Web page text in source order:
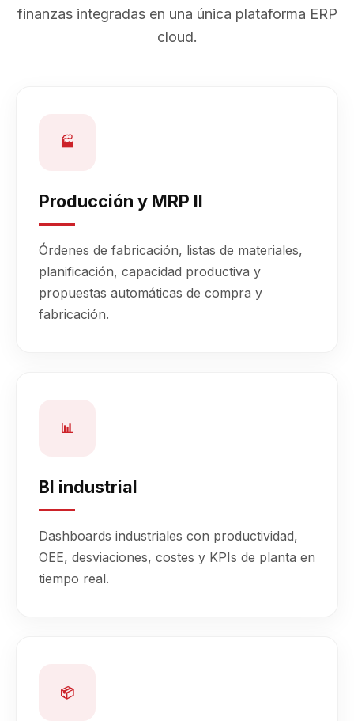
finanzas integradas en una única plataforma ERP
cloud.
🏭
Producción y MRP II
Órdenes de fabricación, listas de materiales,
planificación, capacidad productiva y
propuestas automáticas de compra y
fabricación.
📊
BI industrial
Dashboards industriales con productividad,
OEE, desviaciones, costes y KPIs de planta en
tiempo real.
📦